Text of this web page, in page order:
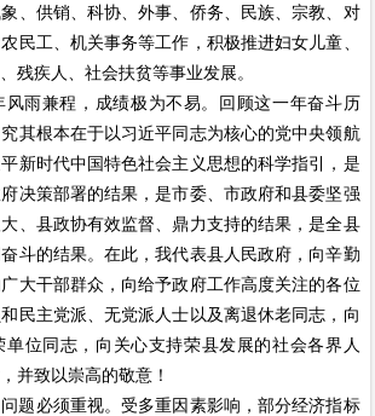
、供销、科协、外事、侨务、民族、宗教、对
民工、机关事务等工作，积极推进妇女儿童、
残疾人、社会扶贫等事业发展。
雨兼程，成绩极为不易。回顾这一年奋斗历
其根本在于以习近平同志为核心的党中央领航
新时代中国特色社会主义思想的科学指引，是
决策部署的结果，是市委、市政府和县委坚强
、县政协有效监督、鼎力支持的结果，是全县
斗的结果。在此，我代表县人民政府，向辛勤
大干部群众，向给予政府工作高度关注的各位
民主党派、无党派人士以及离退休老同志，向
位同志，向关心支持荣县发展的社会各界人
并致以崇高的敬意！
必须重视。受多重因素影响，部分经济指标